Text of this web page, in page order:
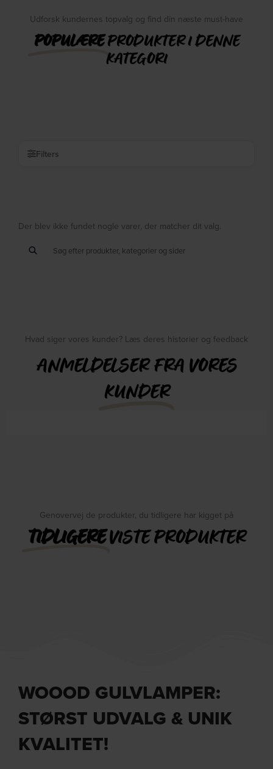
Udforsk kundernes topvalg og find din næste must-have
POPULÆREPRODUKTER I DENNE
KATEGORI
Filters
Der blev ikke fundet nogle varer, der matcher dit valg.
Hvad siger vores kunder? Læs deres historier og feedback
ANMELDELSER FRA VORES
KUNDER
Genovervej de produkter, du tidligere har kigget på
TIDLIGEREVISTE PRODUKTER
WOOOD GULVLAMPER:
STØRST UDVALG & UNIK
KVALITET!